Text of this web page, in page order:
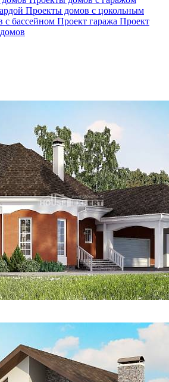
Проекты домов с цокольным
с бассейном Проект гаража Проект